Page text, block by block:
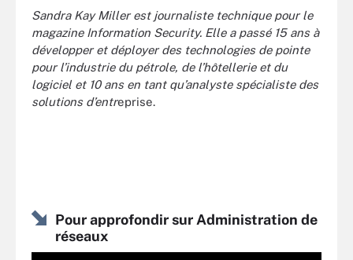
Sandra Kay Miller est journaliste technique pour le
magazine Information Security. Elle a passé 15 ans à
développer et déployer des technologies de pointe
pour l’industrie du pétrole, de l’hôtellerie et du
logiciel et 10 ans en tant qu’analyste spécialiste des
solutions d’entreprise.
Pour approfondir sur Administration de
réseaux